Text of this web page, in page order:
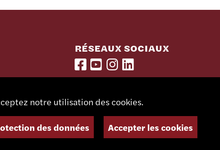
RÉSEAUX SOCIAUX
notre utilisation des cookies.
des données Accepter les cookies